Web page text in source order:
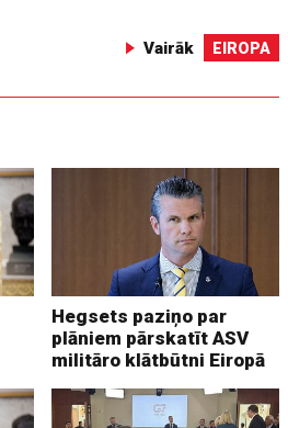
Vairāk EIROPA
Hegsets paziņo par
plāniem pārskatīt ASV
militāro klātbūtni Eiropā